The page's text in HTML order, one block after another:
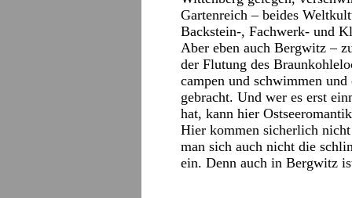
Gartenreich – beides
Backstein-, Fachwerk- und
Aber eben auch Bergwitz –
der Flutung des
campen und schwimmen
gebracht. Und wer es erst
hat, kann hier
Hier kommen sicherlich
man sich auch nicht die
ein. Denn auch in Bergwitz